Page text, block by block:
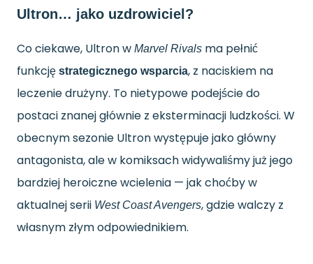
Ultron… jako uzdrowiciel?
Co ciekawe, Ultron w Marvel Rivals ma pełnić
funkcję strategicznego wsparcia, z naciskiem na
leczenie drużyny. To nietypowe podejście do
postaci znanej głównie z eksterminacji ludzkości. W
obecnym sezonie Ultron występuje jako główny
antagonista, ale w komiksach widywaliśmy już jego
bardziej heroiczne wcielenia — jak choćby w
aktualnej serii West Coast Avengers, gdzie walczy z
własnym złym odpowiednikiem.